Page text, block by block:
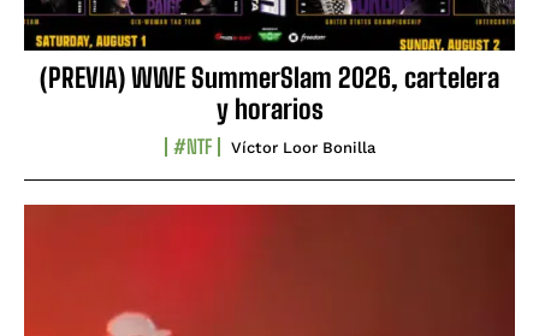
(PREVIA) WWE SummerSlam 2026, cartelera
y horarios
#NTF Víctor Loor Bonilla